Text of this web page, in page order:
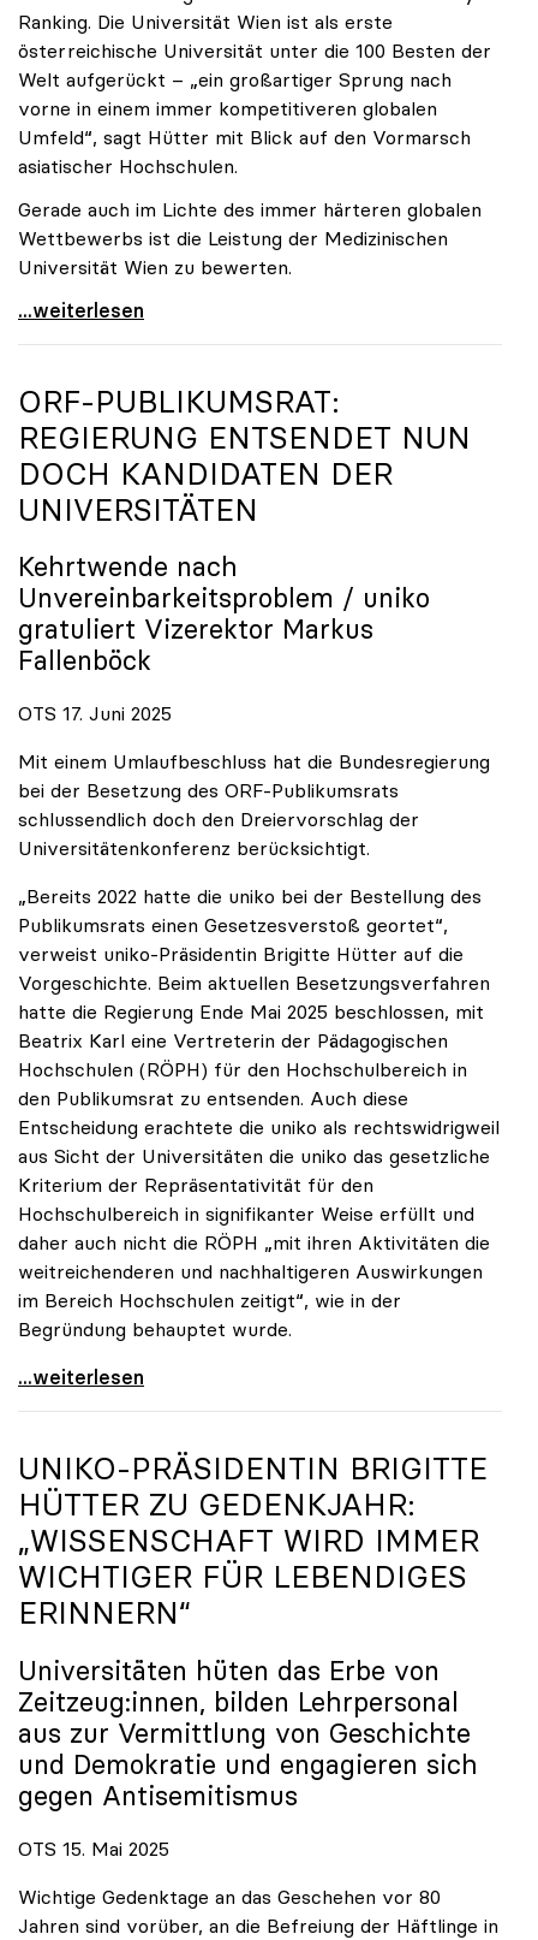
Ranking. Die Universität Wien ist als erste
österreichische Universität unter die 100 Besten der
Welt aufgerückt – „ein großartiger Sprung nach
vorne in einem immer kompetitiveren globalen
Umfeld“, sagt Hütter mit Blick auf den Vormarsch
asiatischer Hochschulen.
Gerade auch im Lichte des immer härteren globalen
Wettbewerbs ist die Leistung der Medizinischen
Universität Wien zu bewerten.
„Top-Rankingplätze heimischer Universitäten geben
...weiterlesen
ORF-PUBLIKUMSRAT:
REGIERUNG ENTSENDET NUN
DOCH KANDIDATEN DER
UNIVERSITÄTEN
Kehrtwende nach
Unvereinbarkeitsproblem / uniko
gratuliert Vizerektor Markus
Fallenböck
OTS 17. Juni 2025
Mit einem Umlaufbeschluss hat die Bundesregierung
bei der Besetzung des ORF-Publikumsrats
schlussendlich doch den Dreiervorschlag der
Universitätenkonferenz berücksichtigt.
„Bereits 2022 hatte die uniko bei der Bestellung des
Publikumsrats einen Gesetzesverstoß geortet“,
verweist uniko-Präsidentin Brigitte Hütter auf die
Vorgeschichte. Beim aktuellen Besetzungsverfahren
hatte die Regierung Ende Mai 2025 beschlossen, mit
Beatrix Karl eine Vertreterin der Pädagogischen
Hochschulen (RÖPH) für den Hochschulbereich in
den Publikumsrat zu entsenden. Auch diese
Entscheidung erachtete die uniko als rechtswidrigweil
aus Sicht der Universitäten die uniko das gesetzliche
Kriterium der Repräsentativität für den
Hochschulbereich in signifikanter Weise erfüllt und
daher auch nicht die RÖPH „mit ihren Aktivitäten die
weitreichenderen und nachhaltigeren Auswirkungen
im Bereich Hochschulen zeitigt“, wie in der
Begründung behauptet wurde.
ORF-Publikumsrat: Regierung entsendet nun doch
...weiterlesen
UNIKO-PRÄSIDENTIN BRIGITTE
HÜTTER ZU GEDENKJAHR:
„WISSENSCHAFT WIRD IMMER
WICHTIGER FÜR LEBENDIGES
ERINNERN“
Universitäten hüten das Erbe von
Zeitzeug:innen, bilden Lehrpersonal
aus zur Vermittlung von Geschichte
und Demokratie und engagieren sich
gegen Antisemitismus
OTS 15. Mai 2025
Wichtige Gedenktage an das Geschehen vor 80
Jahren sind vorüber, an die Befreiung der Häftlinge in